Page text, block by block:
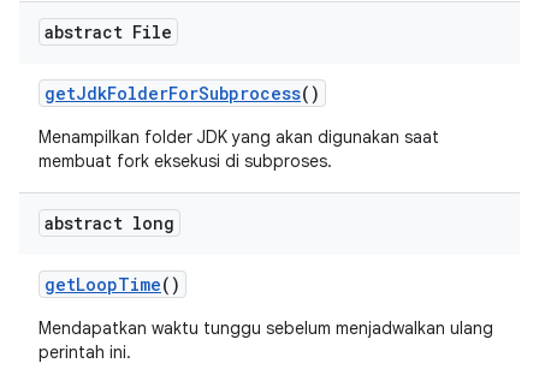
abstract File
getJdkFolderForSubprocess()
Menampilkan folder JDK yang akan digunakan saat
membuat fork eksekusi di subproses.
abstract long
getLoopTime()
Mendapatkan waktu tunggu sebelum menjadwalkan ulang
perintah ini.